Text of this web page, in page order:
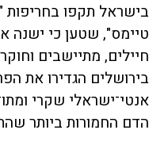
בישראל תקפו בחריפות
טיימס", שטען כי ישנה
חיילים, מתיישבים
בירושלים הגדירו את
אנטי־ישראלי שקרי
הדם החמורות ביותר